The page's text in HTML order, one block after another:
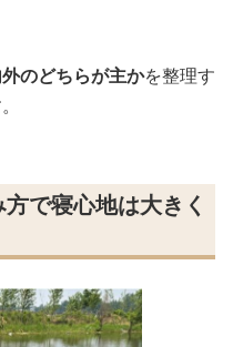
のどちらが主かを整理す
で寝心地は大きく